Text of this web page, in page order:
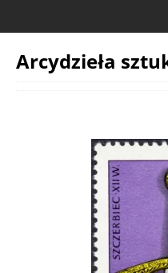
Arcydzieła